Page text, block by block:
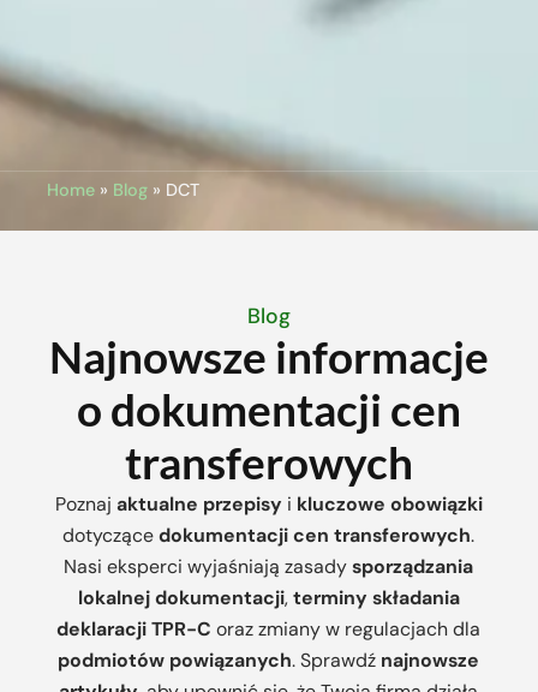
Home» Blog» DCT
Blog
Najnowsze informacje
o dokumentacji cen
transferowych
Poznaj aktualne przepisy i kluczowe obowiązki
dotyczącedokumentacji cen transferowych.
Nasi eksperci wyjaśniają zasadysporządzania
lokalnej dokumentacji,terminy składania
deklaracji TPR-C oraz zmiany w regulacjach dla
podmiotów powiązanych. Sprawdź najnowsze